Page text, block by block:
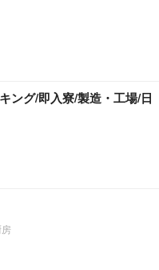
ング/即入寮/製造・工場/日